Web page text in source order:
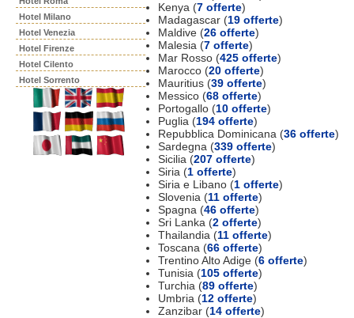
Hotel Milano
Hotel Venezia
Hotel Firenze
Hotel Cilento
Hotel Sorrento
Kenya (7 offerte)
Madagascar (19 offerte)
Maldive (26 offerte)
Malesia (7 offerte)
Mar Rosso (425 offerte)
Marocco (20 offerte)
Mauritius (39 offerte)
Messico (68 offerte)
Portogallo (10 offerte)
Puglia (194 offerte)
Repubblica Dominicana (36 offerte)
Sardegna (339 offerte)
Sicilia (207 offerte)
Siria (1 offerte)
Siria e Libano (1 offerte)
Slovenia (11 offerte)
Spagna (46 offerte)
Sri Lanka (2 offerte)
Thailandia (11 offerte)
Toscana (66 offerte)
Trentino Alto Adige (6 offerte)
Tunisia (105 offerte)
Turchia (89 offerte)
Umbria (12 offerte)
Zanzibar (14 offerte)